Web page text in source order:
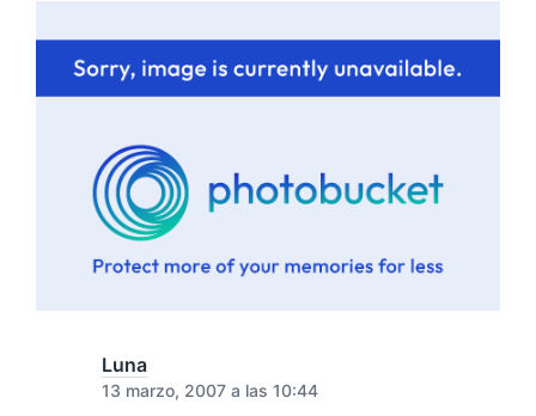
Luna
13 marzo, 2007 a las 10:44